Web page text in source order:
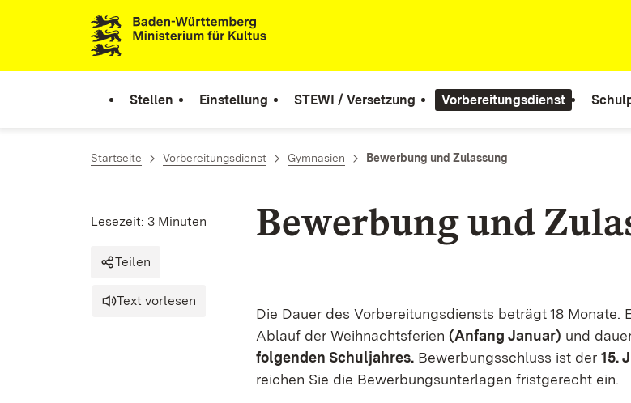
Zum Inhalt springen
Link zur Startseite
Stellen Einstellung STEWI / Versetzung Vorbereitungsdienst
Startseite Vorbereitungsdienst Gymnasien Bewerbung und Zulassung
Bewerbung und
Lesezeit: 3 Minuten
Teilen
Text vorlesen
Die Dauer des Vorbereitungsdiensts beträgt 18 Monate.
Ablauf der Weihnachtsferien (Anfang Januar) und
folgenden Schuljahres. Bewerbungsschluss ist der 15.
reichen Sie die Bewerbungsunterlagen fristgerecht ein.